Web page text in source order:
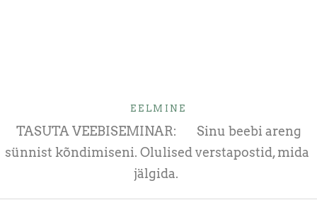
EELMINE
TASUTA VEEBISEMINAR: Sinu beebi areng
sünnist kõndimiseni. Olulised verstapostid, mida
jälgida.